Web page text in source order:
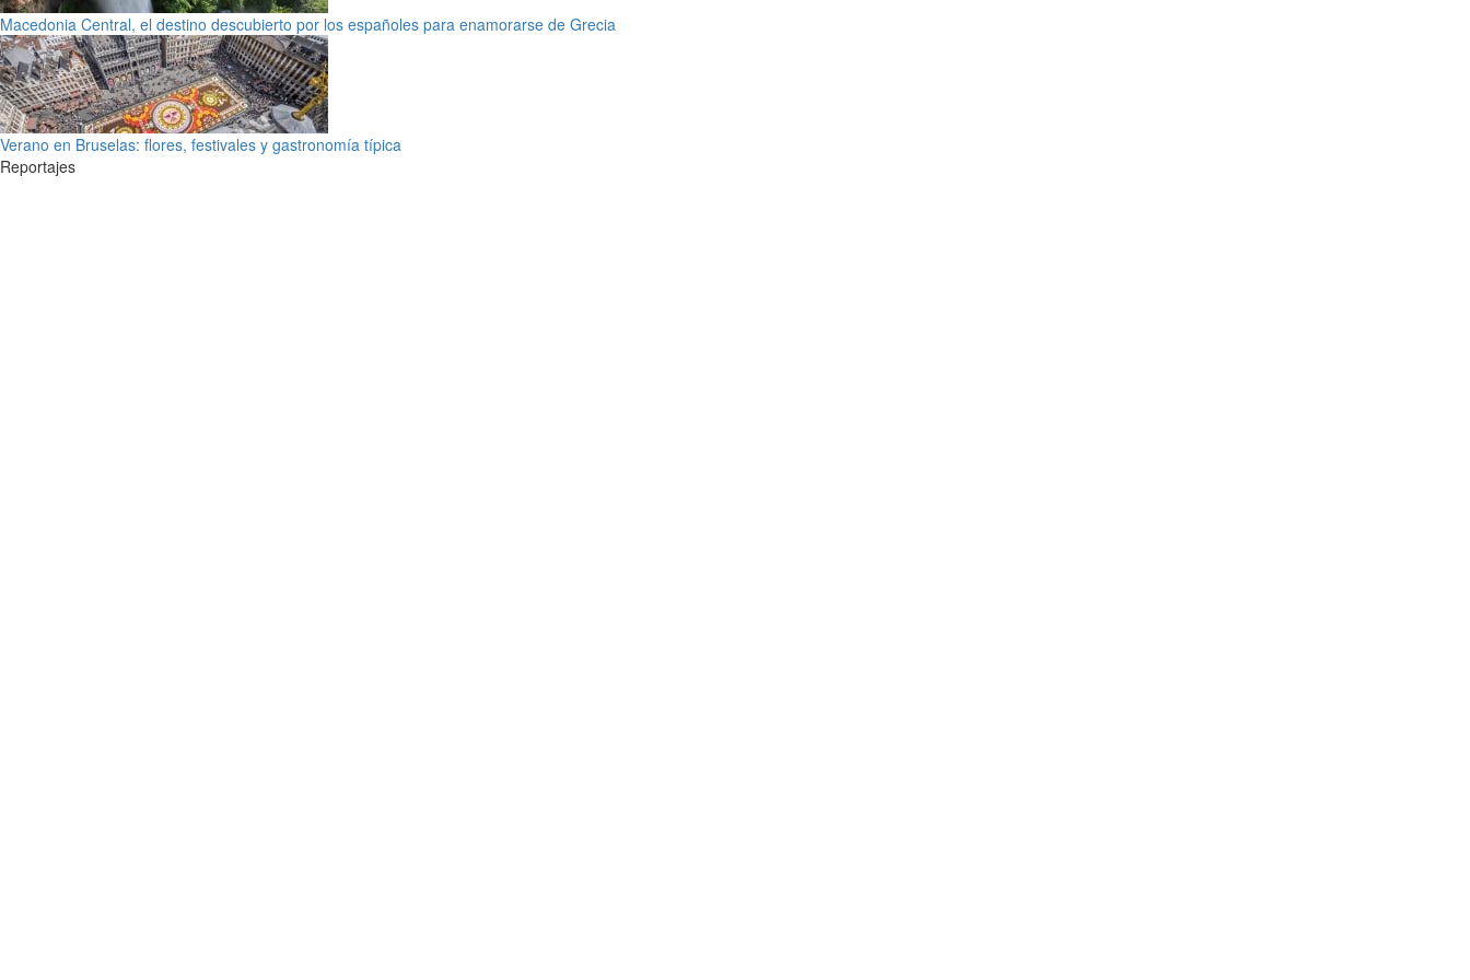
Macedonia Central, el destino descubierto por los españoles para enamorarse de Grecia
Verano en Bruselas: flores, festivales y gastronomía típica
Reportajes